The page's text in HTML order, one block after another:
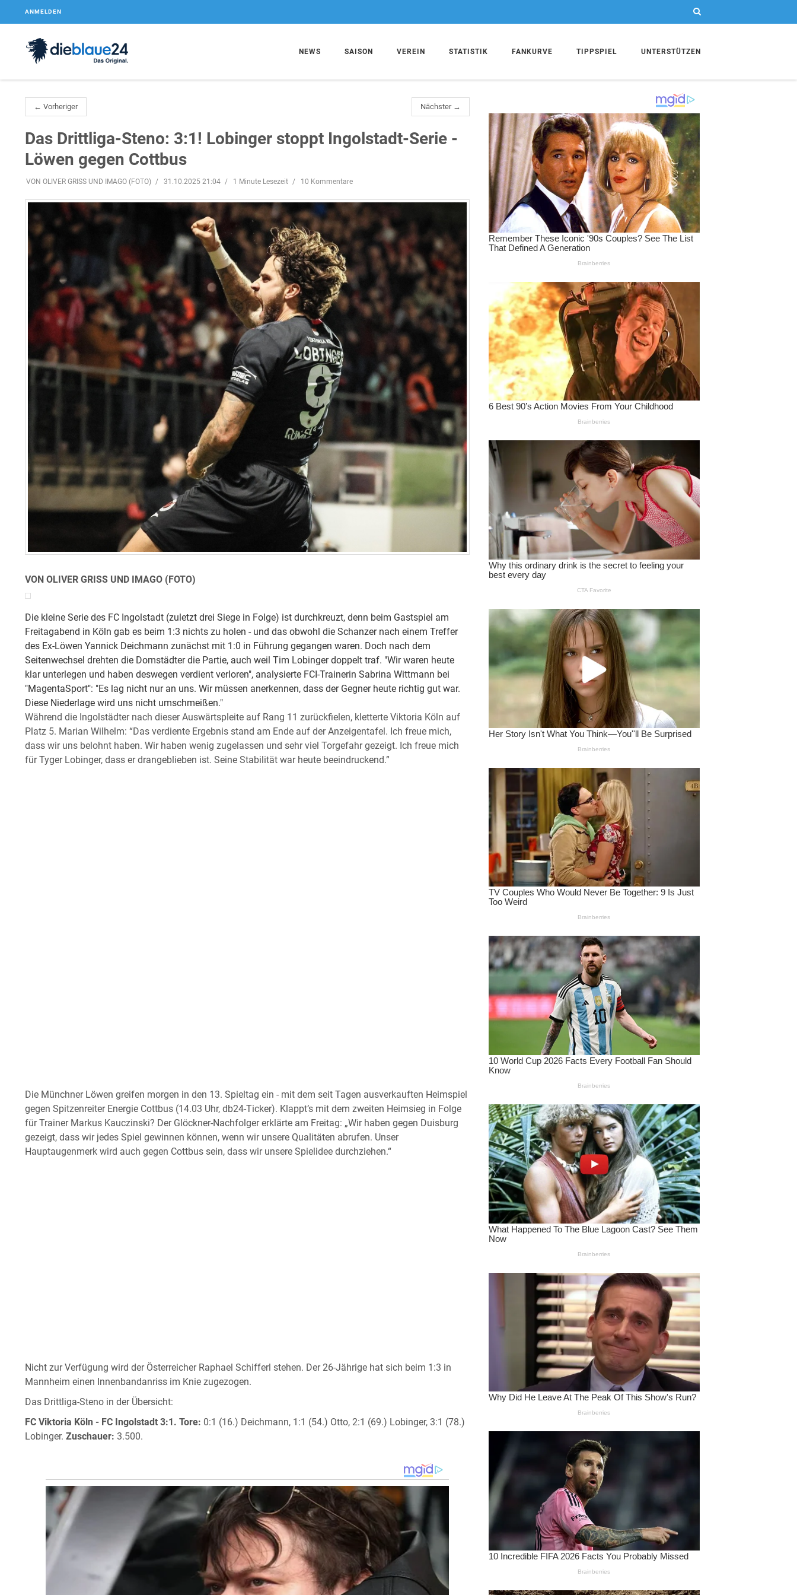
ANMELDEN
NEWS SAISON VEREIN STATISTIK FANKURVE TIPPSPIEL UNTERSTÜTZEN
← Vorheriger Nächster →
Das Drittliga-Steno: 3:1! Lobinger stoppt Ingolstadt-Serie -
Löwen gegen Cottbus
VON OLIVER GRISS UND IMAGO (FOTO) 31.10.2025 21:04 1 Minute Lesezeit 10 Kommentare
VON OLIVER GRISS UND IMAGO (FOTO)
Die kleine Serie des FC Ingolstadt (zuletzt drei Siege in Folge) ist durchkreuzt, denn beim Gastspiel am
Freitagabend in Köln gab es beim 1:3 nichts zu holen - und das obwohl die Schanzer nach einem Treffer
des Ex-Löwen Yannick Deichmann zunächst mit 1:0 in Führung gegangen waren. Doch nach dem
Seitenwechsel drehten die Domstädter die Partie, auch weil Tim Lobinger doppelt traf. "Wir waren heute
klar unterlegen und haben deswegen verdient verloren", analysierte FCI-Trainerin Sabrina Wittmann bei
"MagentaSport": "Es lag nicht nur an uns. Wir müssen anerkennen, dass der Gegner heute richtig gut war.
Diese Niederlage wird uns nicht umschmeißen."
Während die Ingolstädter nach dieser Auswärtspleite auf Rang 11 zurückfielen, kletterte Viktoria Köln auf
Platz 5. Marian Wilhelm: “Das verdiente Ergebnis stand am Ende auf der Anzeigentafel. Ich freue mich,
dass wir uns belohnt haben. Wir haben wenig zugelassen und sehr viel Torgefahr gezeigt. Ich freue mich
für Tyger Lobinger, dass er drangeblieben ist. Seine Stabilität war heute beeindruckend.”
Die Münchner Löwen greifen morgen in den 13. Spieltag ein - mit dem seit Tagen ausverkauften Heimspiel
gegen Spitzenreiter Energie Cottbus (14.03 Uhr, db24-Ticker). Klappt’s mit dem zweiten Heimsieg in Folge
für Trainer Markus Kauczinski? Der Glöckner-Nachfolger erklärte am Freitag: „Wir haben gegen Duisburg
gezeigt, dass wir jedes Spiel gewinnen können, wenn wir unsere Qualitäten abrufen. Unser
Hauptaugenmerk wird auch gegen Cottbus sein, dass wir unsere Spielidee durchziehen.“
Nicht zur Verfügung wird der Österreicher Raphael Schifferl stehen. Der 26-Jährige hat sich beim 1:3 in
Mannheim einen Innenbandanriss im Knie zugezogen.
Das Drittliga-Steno in der Übersicht:
FC Viktoria Köln - FC Ingolstadt 3:1. Tore: 0:1 (16.) Deichmann, 1:1 (54.) Otto, 2:1 (69.) Lobinger, 3:1 (78.)
Lobinger. Zuschauer: 3.500.